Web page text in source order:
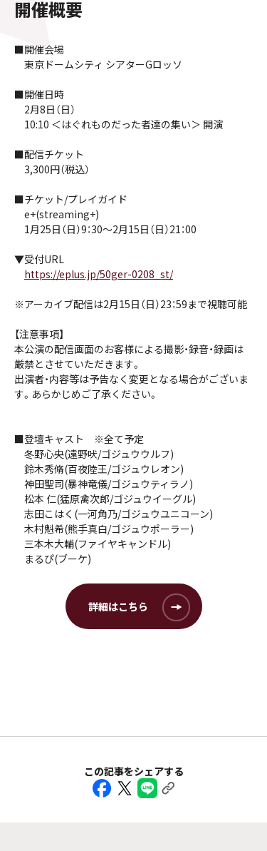
開催概要
■開催会場
東京ドームシティ シアターGロッソ
■開催日時
2月8日（日）
10:10 ＜はぐれものだった者達の集い＞ 開演
■配信チケット
3,300円（税込）
■チケット/プレイガイド
e+(streaming+)
1月25日（日）9：30～2月15日（日）21：00
▼受付URL
https://eplus.jp/50ger-0208_st/
※アーカイブ配信は2月15日（日）23：59まで視聴可能
【注意事項】
本公演の配信画面のお客様による撮影・録音・録画は
厳禁とさせていただきます。
出演者・内容等は予告なく変更となる場合がございま
す。あらかじめご了承ください。
■登壇キャスト ※全て予定
冬野心央(遠野吠/ゴジュウウルフ)
鈴木秀脩(百夜陸王/ゴジュウレオン)
神田聖司(暴神竜儀/ゴジュウティラノ)
松本 仁(猛原禽次郎/ゴジュウイーグル)
志田こはく(一河角乃/ゴジュウユニコーン)
木村魁希(熊手真白/ゴジュウポーラー)
三本木大輔(ファイヤキャンドル)
まるぴ(ブーケ)
詳細はこちら
この記事をシェアする